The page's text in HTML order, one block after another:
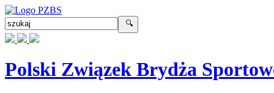
Polski Związek Brydża